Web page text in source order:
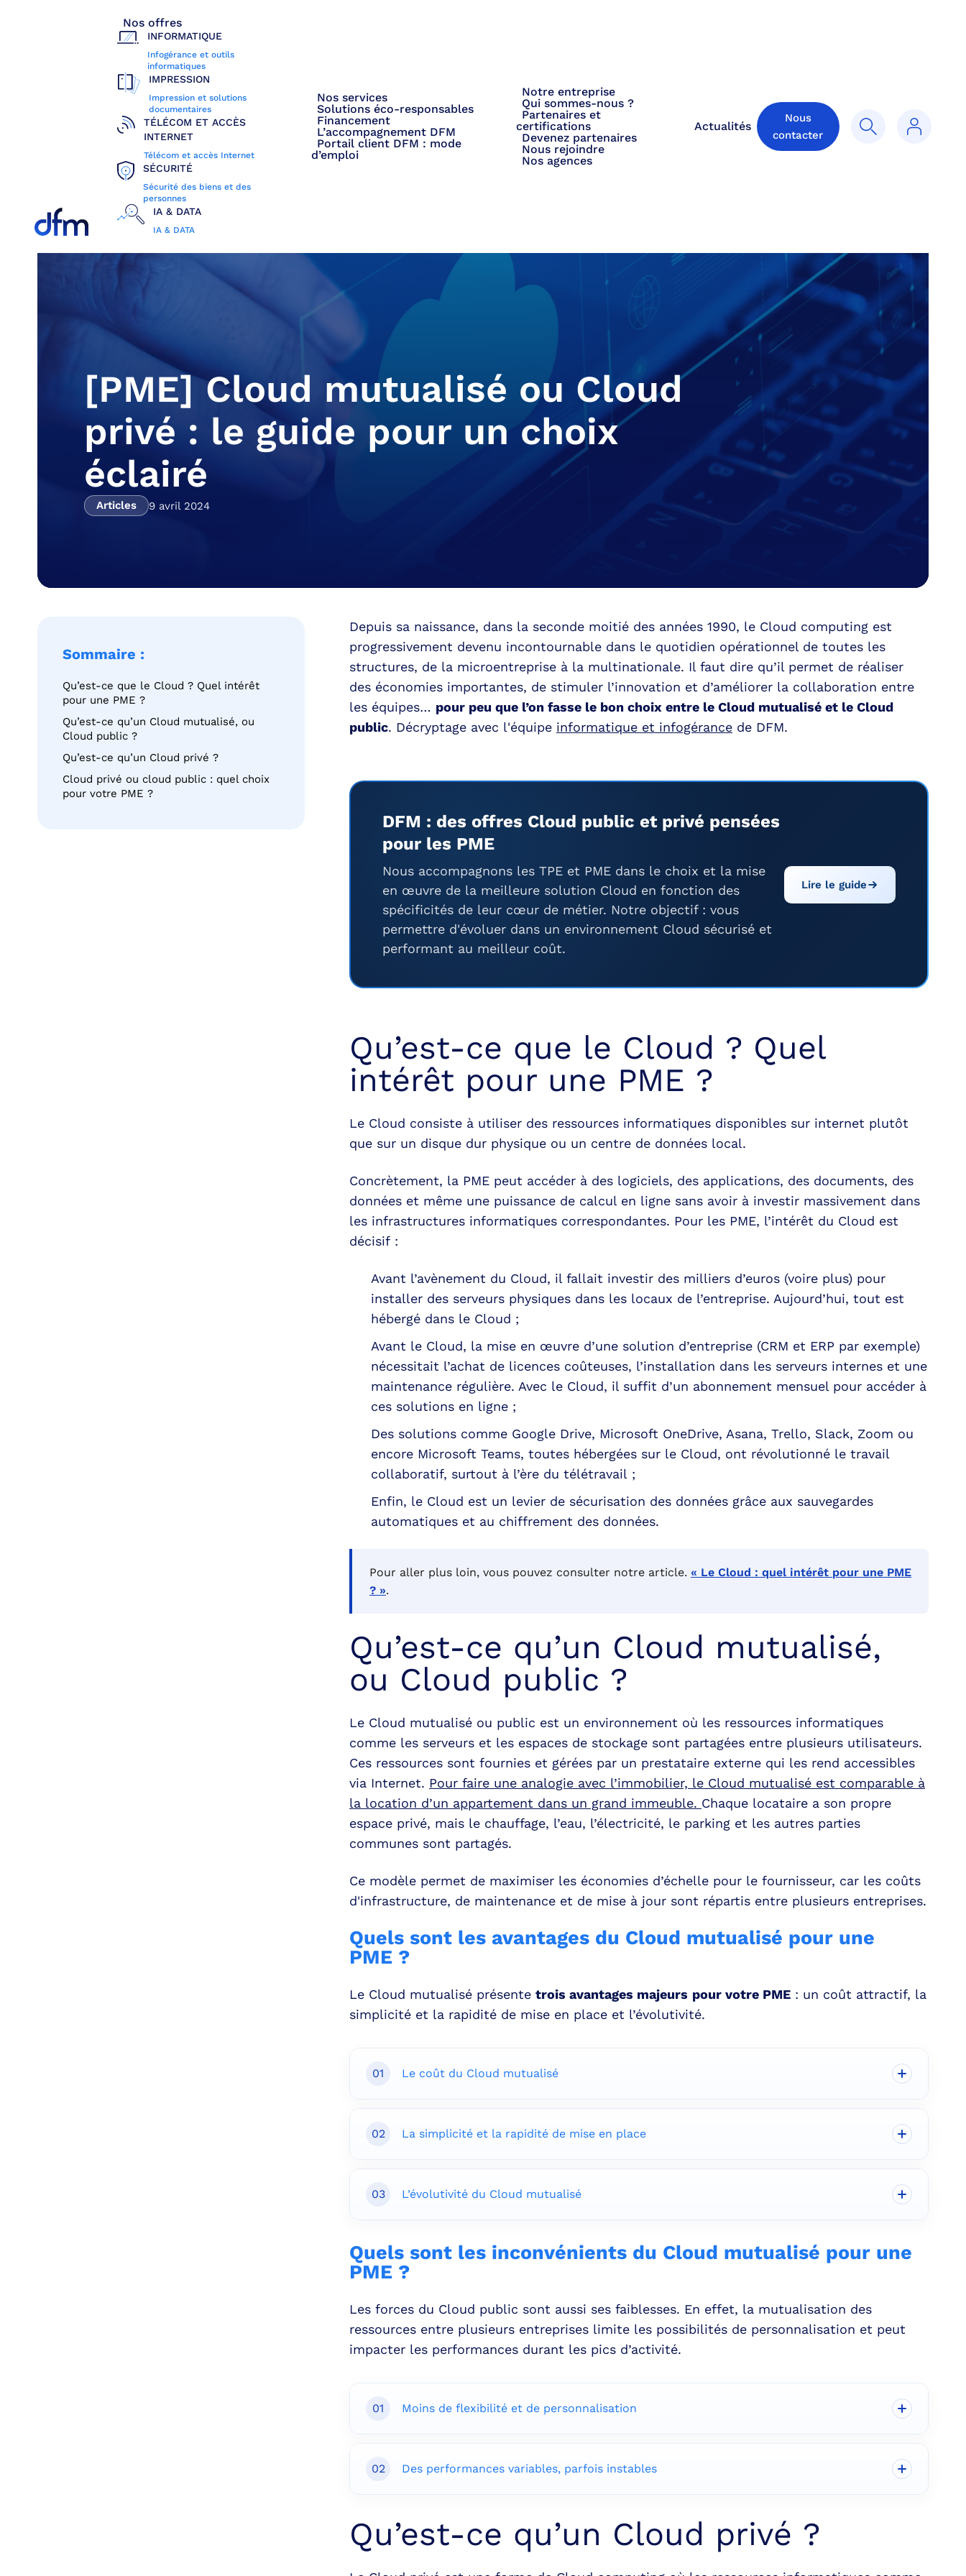
Nos offres
INFORMATIQUE
Infogérance et outils
informatiques
IMPRESSION
Impression et solutions
documentaires
TÉLÉCOM ET ACCÈS
INTERNET
Télécom et accès Internet
SÉCURITÉ
Sécurité des biens et des
personnes
IA & DATA
IA & DATA
Nos services
Solutions éco-responsables
Financement
L’accompagnement DFM
Portail client DFM : mode
d’emploi
Notre entreprise
Qui sommes-nous ?
Partenaires et
certifications
Devenez partenaires
Nous rejoindre
Nos agences
Actualités
Nous
contacter
[PME] Cloud mutualisé ou Cloud privé : le guide pour un choix éclairé
[PME] Cloud mutualisé ou Cloud
privé : le guide pour un choix
éclairé
Articles 9 avril 2024
Sommaire :
Qu’est-ce que le Cloud ? Quel intérêt
pour une PME ?
Qu’est-ce qu’un Cloud mutualisé, ou
Cloud public ?
Qu’est-ce qu’un Cloud privé ?
Cloud privé ou cloud public : quel choix
pour votre PME ?
Depuis sa naissance, dans la seconde moitié des années 1990, le Cloud computing est
progressivement devenu incontournable dans le quotidien opérationnel de toutes les
structures, de la microentreprise à la multinationale. Il faut dire qu’il permet de réaliser
des économies importantes, de stimuler l’innovation et d’améliorer la collaboration entre
les équipes… pour peu que l’on fasse le bon choix entre le Cloud mutualisé et le Cloud
public. Décryptage avec l'équipe informatique et infogérance de DFM.
DFM : des offres Cloud public et privé pensées
pour les PME
Nous accompagnons les TPE et PME dans le choix et la mise
en œuvre de la meilleure solution Cloud en fonction des
spécificités de leur cœur de métier. Notre objectif : vous
permettre d'évoluer dans un environnement Cloud sécurisé et
performant au meilleur coût.
Lire le guide
Qu’est-ce que le Cloud ? Quel
intérêt pour une PME ?
Le Cloud consiste à utiliser des ressources informatiques disponibles sur internet plutôt
que sur un disque dur physique ou un centre de données local.
Concrètement, la PME peut accéder à des logiciels, des applications, des documents, des
données et même une puissance de calcul en ligne sans avoir à investir massivement dans
les infrastructures informatiques correspondantes. Pour les PME, l’intérêt du Cloud est
décisif :
Avant l’avènement du Cloud, il fallait investir des milliers d’euros (voire plus) pour
installer des serveurs physiques dans les locaux de l’entreprise. Aujourd’hui, tout est
hébergé dans le Cloud ;
Avant le Cloud, la mise en œuvre d’une solution d’entreprise (CRM et ERP par exemple)
nécessitait l’achat de licences coûteuses, l’installation dans les serveurs internes et une
maintenance régulière. Avec le Cloud, il suffit d’un abonnement mensuel pour accéder à
ces solutions en ligne ;
Des solutions comme Google Drive, Microsoft OneDrive, Asana, Trello, Slack, Zoom ou
encore Microsoft Teams, toutes hébergées sur le Cloud, ont révolutionné le travail
collaboratif, surtout à l’ère du télétravail ;
Enfin, le Cloud est un levier de sécurisation des données grâce aux sauvegardes
automatiques et au chiffrement des données.
Pour aller plus loin, vous pouvez consulter notre article. « Le Cloud : quel intérêt pour une PME
? ».
Qu’est-ce qu’un Cloud mutualisé,
ou Cloud public ?
Le Cloud mutualisé ou public est un environnement où les ressources informatiques
comme les serveurs et les espaces de stockage sont partagées entre plusieurs utilisateurs.
Ces ressources sont fournies et gérées par un prestataire externe qui les rend accessibles
via Internet. Pour faire une analogie avec l’immobilier, le Cloud mutualisé est comparable à
la location d’un appartement dans un grand immeuble. Chaque locataire a son propre
espace privé, mais le chauffage, l’eau, l’électricité, le parking et les autres parties
communes sont partagés.
Ce modèle permet de maximiser les économies d’échelle pour le fournisseur, car les coûts
d'infrastructure, de maintenance et de mise à jour sont répartis entre plusieurs entreprises.
Quels sont les avantages du Cloud mutualisé pour une
PME ?
Le Cloud mutualisé présente trois avantages majeurs pour votre PME : un coût attractif, la
simplicité et la rapidité de mise en place et l’évolutivité.
01 Le coût du Cloud mutualisé
02 La simplicité et la rapidité de mise en place
03 L’évolutivité du Cloud mutualisé
Quels sont les inconvénients du Cloud mutualisé pour une
PME ?
Les forces du Cloud public sont aussi ses faiblesses. En effet, la mutualisation des
ressources entre plusieurs entreprises limite les possibilités de personnalisation et peut
impacter les performances durant les pics d’activité.
01 Moins de flexibilité et de personnalisation
02 Des performances variables, parfois instables
Qu’est-ce qu’un Cloud privé ?